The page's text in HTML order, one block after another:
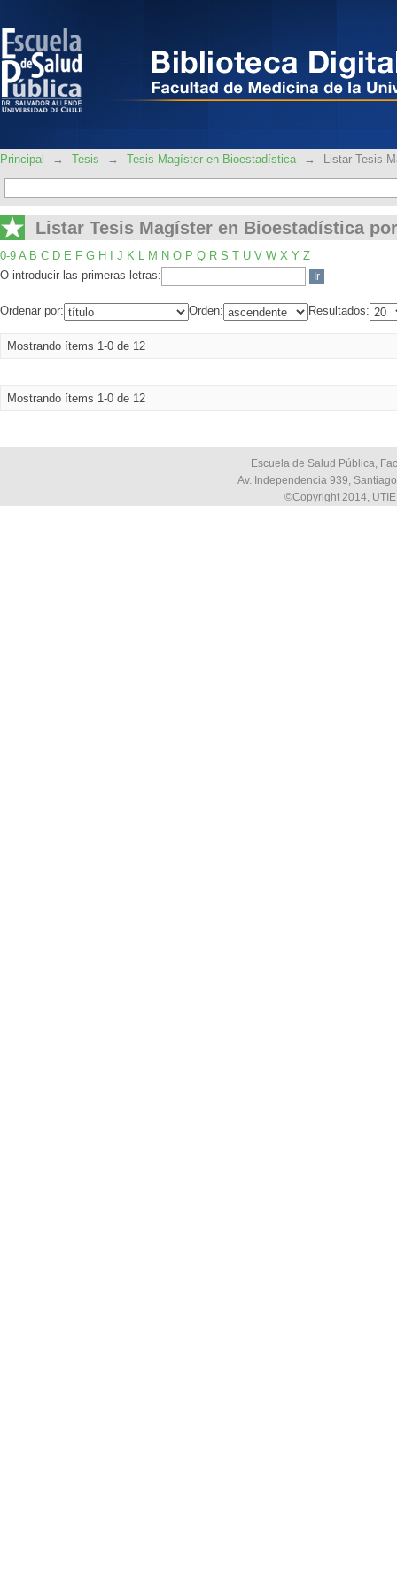
Principal → Tesis → Tesis Magíster en Bioestadística → Listar Tesis
Listar Tesis Magíster en Bioestadística
0-9 A B C D E F G H J K L M N O P Q R S T U V W X Y Z
O introducir las primeras letras:
Ordenar por: Orden: Resultados:
Mostrando ítems 1-0 de 12
Mostrando ítems 1-0 de 12
Escuela de Salud Pública,
Av. Independencia 939,
©Copyright 2014,